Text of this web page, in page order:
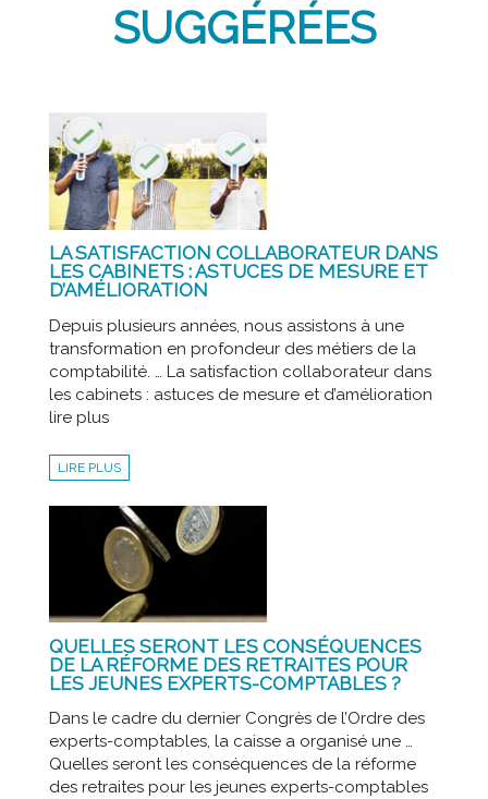
SUGGÉRÉES
LA SATISFACTION COLLABORATEUR DANS
LES CABINETS : ASTUCES DE MESURE ET
D’AMÉLIORATION
Depuis plusieurs années, nous assistons à une
transformation en profondeur des métiers de la
comptabilité. … La satisfaction collaborateur dans
les cabinets : astuces de mesure et d’amélioration
lire plus
LIRE PLUS
QUELLES SERONT LES CONSÉQUENCES
DE LA RÉFORME DES RETRAITES POUR
LES JEUNES EXPERTS-COMPTABLES ?
Dans le cadre du dernier Congrès de l’Ordre des
experts-comptables, la caisse a organisé une …
Quelles seront les conséquences de la réforme
des retraites pour les jeunes experts-comptables